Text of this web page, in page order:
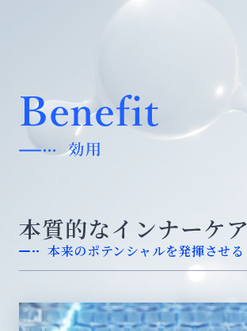
本質的なインナーケア
本来のポテンシャルを発揮させる